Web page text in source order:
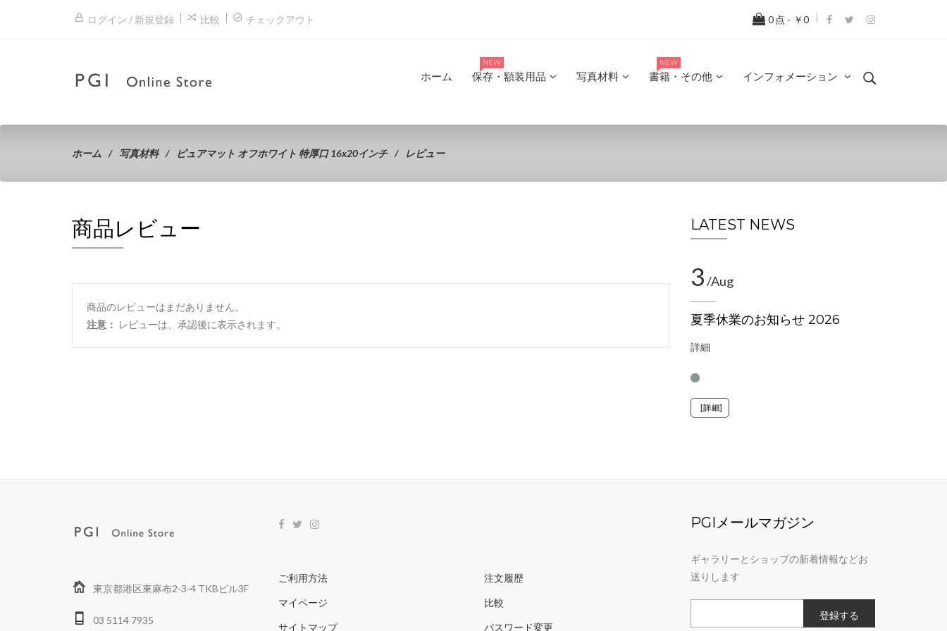
ログイン / 新規登録 比較 チェックアウト 0 点 - ￥0
ホーム 保存・額装用品
NEW
写真材料 書籍・その他
NEW
インフォメーション
ホーム 写真材料 ピュアマット オフホワイト 特厚口 16x20インチ レビュー
商品レビュー
商品のレビューはまだありません。
注意： レビューは、承認後に表示されます。
LATEST NEWS
3/Aug
夏季休業のお知らせ 2026
詳細
[詳細]
東京都港区東麻布2-3-4 TKBビル3F
03 5114 7935
ご利用方法
マイページ
サイトマップ
注文履歴
比較
パスワード変更
PGIメールマガジン
ギャラリーとショップの新着情報などお
送りします